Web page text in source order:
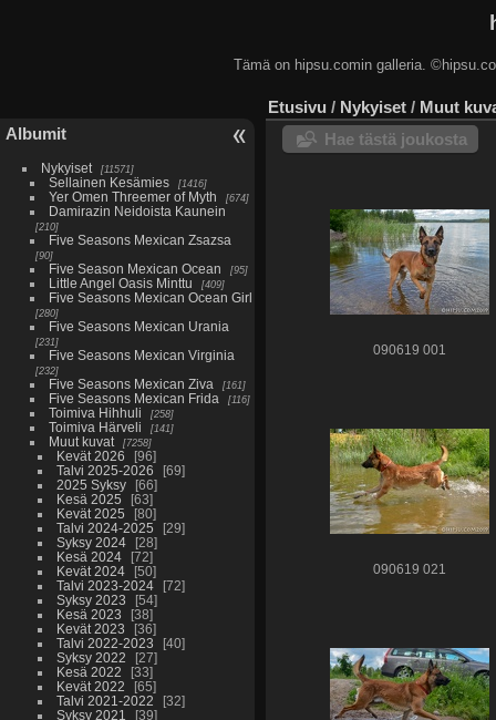
Tämä on hipsu.comin galleria.
Albumit
Nykyiset 11571
Sellainen Kesämies 1416
Yer Omen Threemer of Myth 674
Damirazin Neidoista Kaunein
210
Five Seasons Mexican Zsazsa
90
Five Season Mexican Ocean 95
Little Angel Oasis Minttu 409
Five Seasons Mexican Ocean Girl
280
Five Seasons Mexican Urania
231
Five Seasons Mexican Virginia
232
Five Seasons Mexican Ziva 161
Five Seasons Mexican Frida 116
Toimiva Hihhuli 258
Toimiva Härveli 141
Muut kuvat 7258
Kevät 2026
96
Talvi 2025-2026
69
2025 Syksy
66
Kesä 2025
63
Kevät 2025
80
Talvi 2024-2025
29
Syksy 2024
28
Kesä 2024
72
Kevät 2024
50
Talvi 2023-2024
72
Syksy 2023
54
Kesä 2023
38
Kevät 2023
36
Talvi 2022-2023
40
Syksy 2022
27
Kesä 2022
33
Kevät 2022
65
Talvi 2021-2022
32
Syksy 2021
39
Etusivu / Nykyiset / Muut
Hae tästä joukosta
090619 001
090619 021